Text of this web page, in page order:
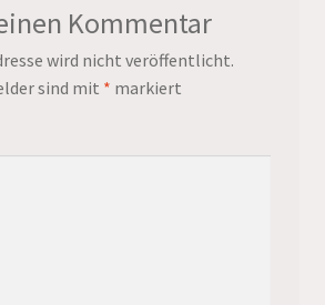
Kommentar
wird nicht veröffentlicht.
sind mit * markiert